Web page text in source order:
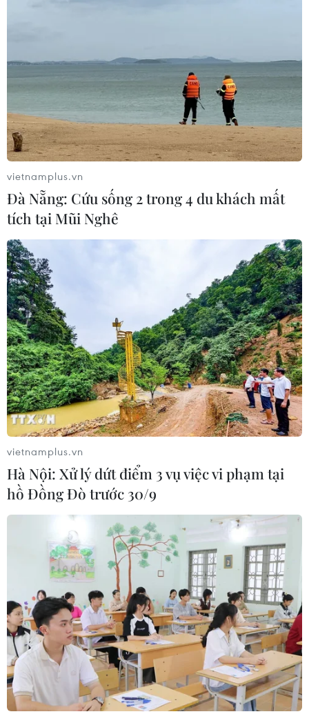
vietnamplus.vn
Đà Nẵng: Cứu sống 2 trong 4 du khách mất
tích tại Mũi Nghê
vietnamplus.vn
Hà Nội: Xử lý dứt điểm 3 vụ việc vi phạm tại
hồ Đồng Đò trước 30/9